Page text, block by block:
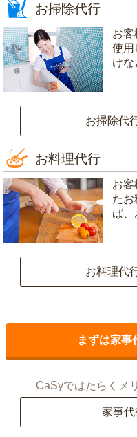
お掃除代行
お客
使用
けな
お掃除代
お料理代行
お客
た
ば、
お料理代
まずは家事
CaSyではたらくメ
家事